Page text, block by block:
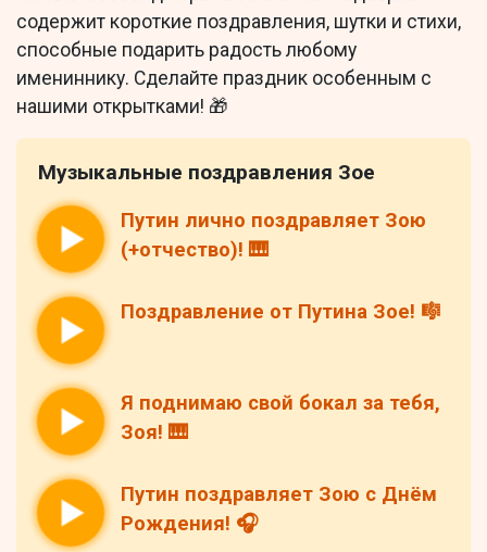
содержит короткие поздравления, шутки и стихи,
способные подарить радость любому
имениннику. Сделайте праздник особенным с
нашими открытками! 🎁
Музыкальные поздравления Зое
Путин лично поздравляет Зою
(+отчество)! 🎹
Поздравление от Путина Зое! 🎼
Я поднимаю свой бокал за тебя,
Зоя! 🎹
Путин поздравляет Зою с Днём
Рождения! 🎧